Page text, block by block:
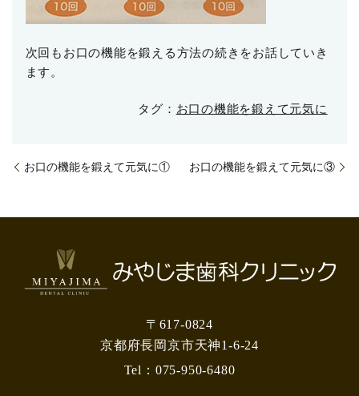
次回もお口の機能を鍛える方法の続きをお話していき
ます。
タグ： お口の機能を鍛えて元気に
お口の機能を鍛えて元気に① お口の機能を鍛えて元気に③
〒617-0824
京都府長岡京市天神1-6-24
Tel： 075-950-6480